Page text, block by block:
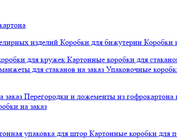
изделий Коробки для бижутерии Коробки
для кружек Картонные коробки для
для стаканов на заказ Упаковочные
заказ Перегородки и ложементы из гофрокартона
на заказ
упаковка для штор Картонные коробки для